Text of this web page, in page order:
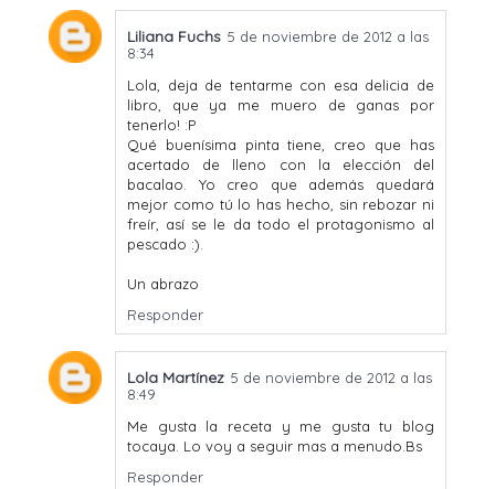
Liliana Fuchs 5 de noviembre de 2012 a las
8:34
Lola, deja de tentarme con esa delicia de
libro, que ya me muero de ganas por
tenerlo! :P
Qué buenísima pinta tiene, creo que has
acertado de lleno con la elección del
bacalao. Yo creo que además quedará
mejor como tú lo has hecho, sin rebozar ni
freír, así se le da todo el protagonismo al
pescado :).
Un abrazo
Responder
Lola Martínez 5 de noviembre de 2012 a las
8:49
Me gusta la receta y me gusta tu blog
tocaya. Lo voy a seguir mas a menudo.Bs
Responder